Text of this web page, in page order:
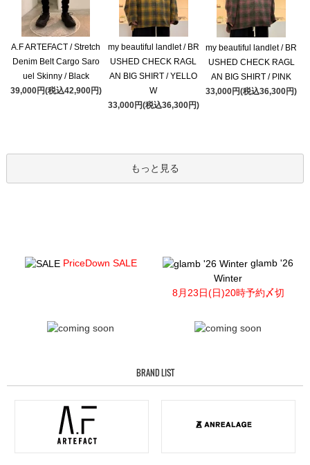
A.F ARTEFACT / Stretch
Denim Belt Cargo Saro
uel Skinny / Black
39,000円(税込42,900円)
my beautiful landlet / BR
USHED CHECK RAGL
AN BIG SHIRT / YELLO
W
33,000円(税込36,300円)
my beautiful landlet / BR
USHED CHECK RAGL
AN BIG SHIRT / PINK
33,000円(税込36,300円)
もっと見る
PriceDown SALE
glamb '26
Winter
8月23日(日)20時予約〆切
BRAND LIST